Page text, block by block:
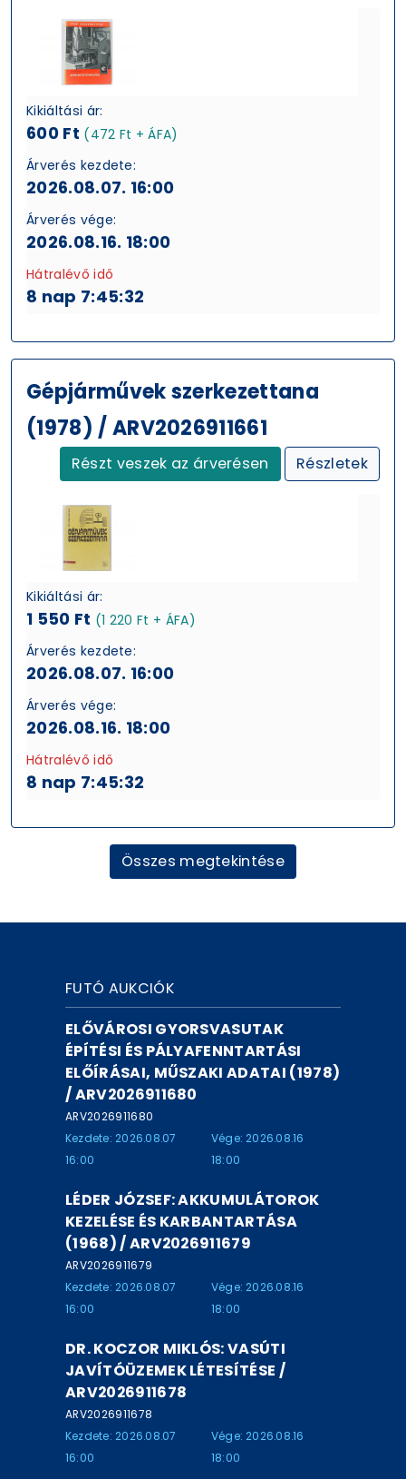
Kikiáltási ár:
600 Ft (472 Ft + ÁFA)
Árverés kezdete:
2026.08.07. 16:00
Árverés vége:
2026.08.16. 18:00
Hátralévő idő
8 nap 7:45:31
Gépjárművek szerkezettana
(1978) / ARV2026911661
Részt veszek az árverésen Részletek
Kikiáltási ár:
1 550 Ft (1 220 Ft + ÁFA)
Árverés kezdete:
2026.08.07. 16:00
Árverés vége:
2026.08.16. 18:00
Hátralévő idő
8 nap 7:45:31
Összes megtekintése
FUTÓ AUKCIÓK
ELŐVÁROSI GYORSVASUTAK
ÉPÍTÉSI ÉS PÁLYAFENNTARTÁSI
ELŐÍRÁSAI, MŰSZAKI ADATAI (1978)
/ ARV2026911680
ARV2026911680
Kezdete: 2026.08.07
16:00
Vége: 2026.08.16
18:00
LÉDER JÓZSEF: AKKUMULÁTOROK
KEZELÉSE ÉS KARBANTARTÁSA
(1968) / ARV2026911679
ARV2026911679
Kezdete: 2026.08.07
16:00
Vége: 2026.08.16
18:00
DR. KOCZOR MIKLÓS: VASÚTI
JAVÍTÓÜZEMEK LÉTESÍTÉSE /
ARV2026911678
ARV2026911678
Kezdete: 2026.08.07
16:00
Vége: 2026.08.16
18:00